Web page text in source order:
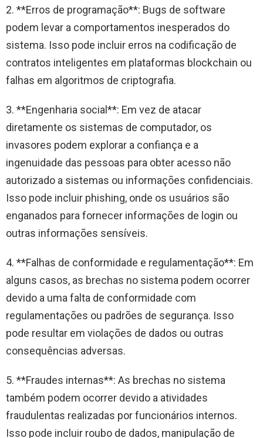
2. **Erros de programação**: Bugs de software
podem levar a comportamentos inesperados do
sistema. Isso pode incluir erros na codificação de
contratos inteligentes em plataformas blockchain ou
falhas em algoritmos de criptografia.
3. **Engenharia social**: Em vez de atacar
diretamente os sistemas de computador, os
invasores podem explorar a confiança e a
ingenuidade das pessoas para obter acesso não
autorizado a sistemas ou informações confidenciais.
Isso pode incluir phishing, onde os usuários são
enganados para fornecer informações de login ou
outras informações sensíveis.
4. **Falhas de conformidade e regulamentação**: Em
alguns casos, as brechas no sistema podem ocorrer
devido a uma falta de conformidade com
regulamentações ou padrões de segurança. Isso
pode resultar em violações de dados ou outras
consequências adversas.
5. **Fraudes internas**: As brechas no sistema
também podem ocorrer devido a atividades
fraudulentas realizadas por funcionários internos.
Isso pode incluir roubo de dados, manipulação de